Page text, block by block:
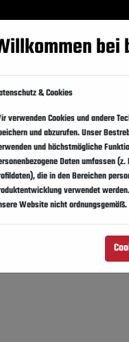
Festivals
The Hangout 2011
On The Beach
Panic, Black
& Cookies
verwenden Cookies und andere
und abzurufen. Unser
und höchstmögliche
Daten umfassen
die in den Bereichen
verwendet
Website nicht ordnungsgemäß.